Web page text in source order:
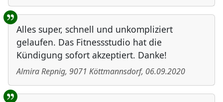
Alles super, schnell und unkompliziert
gelaufen. Das Fitnessstudio hat die
Kündigung sofort akzeptiert. Danke!
Almira Repnig, 9071 Köttmannsdorf, 06.09.2020